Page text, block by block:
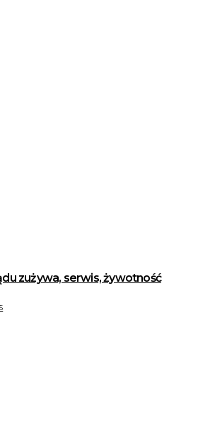
zużywa, serwis, żywotność